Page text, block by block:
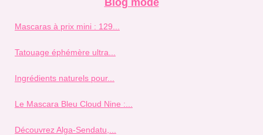
Mascaras à prix mini : 129...
Tatouage éphémère ultra...
Ingrédients naturels pour...
Le Mascara Bleu Cloud Nine :...
Découvrez Alga-Sendatu,...